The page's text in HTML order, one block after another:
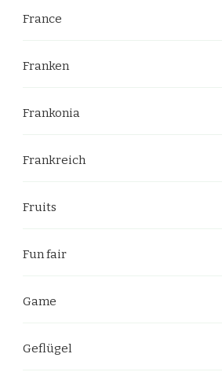
France
Franken
Frankonia
Frankreich
Fruits
Fun fair
Game
Geflügel